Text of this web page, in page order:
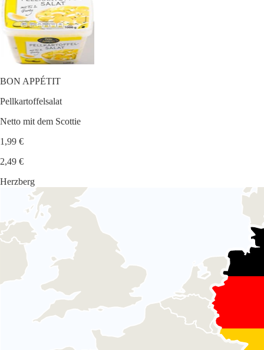
BON APPÉTIT
Pellkartoffelsalat
Netto mit dem Scottie
1,99 €
2,49 €
Herzberg